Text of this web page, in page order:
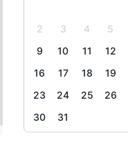
2
3 4 5
9
10 11 12
16
17 18 19
23
24 25 26
30
31